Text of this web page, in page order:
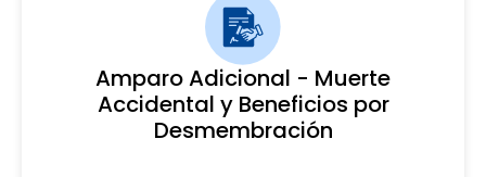
Amparo Adicional - Muerte
Accidental y Beneficios por
Desmembración